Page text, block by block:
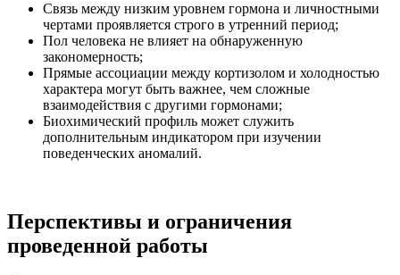
Связь между низким уровнем гормона и личностными
чертами проявляется строго в утренний период;
Пол человека не влияет на обнаруженную
закономерность;
Прямые ассоциации между кортизолом и холодностью
характера могут быть важнее, чем сложные
взаимодействия с другими гормонами;
Биохимический профиль может служить
дополнительным индикатором при изучении
поведенческих аномалий.
Перспективы и ограничения
проведенной работы